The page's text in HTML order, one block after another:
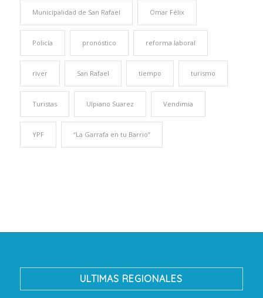
Municipalidad de San Rafael Omar Félix
Policía pronóstico reforma laboral
river San Rafael tiempo turismo
Turistas Ulpiano Suarez Vendimia
YPF “La Garrafa en tu Barrio”
ULTIMAS REGIONALES